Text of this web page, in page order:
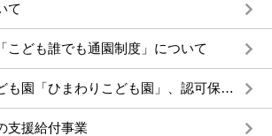
て
こども誰でも通園制度」について
令和８年度認定こども園「ひまわりこども園」、認可保育所「こじか保育園」入園児募集について
支援給付事業